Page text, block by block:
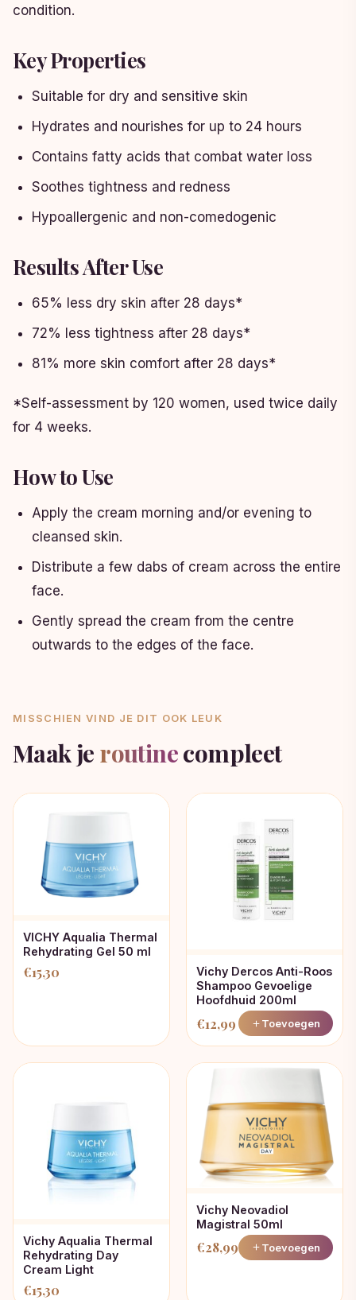
condition.
Key Properties
Suitable for dry and sensitive skin
Hydrates and nourishes for up to 24 hours
Contains fatty acids that combat water loss
Soothes tightness and redness
Hypoallergenic and non-comedogenic
Results After Use
65% less dry skin after 28 days*
72% less tightness after 28 days*
81% more skin comfort after 28 days*
*Self-assessment by 120 women, used twice daily
for 4 weeks.
How to Use
Apply the cream morning and/or evening to
cleansed skin.
Distribute a few dabs of cream across the entire
face.
Gently spread the cream from the centre
outwards to the edges of the face.
MISSCHIEN VIND JE DIT OOK LEUK
Maak je routinecompleet
VICHY Aqualia Thermal
Rehydrating Gel 50 ml
€15,30
Vichy Dercos Anti-Roos
Shampoo Gevoelige
Hoofdhuid 200ml
€12,99 Toevoegen
Vichy Aqualia Thermal
Rehydrating Day
Cream Light
€15,30
Vichy Neovadiol
Magistral 50ml
€28,99 Toevoegen